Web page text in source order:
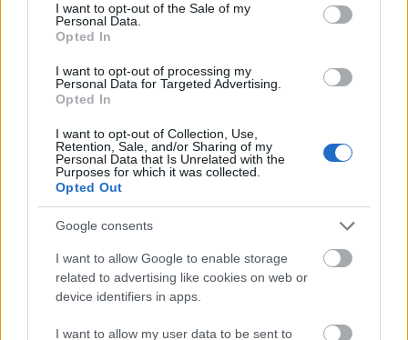
I want to opt-out of the Sale of my
Personal Data.
Opted In
I want to opt-out of processing my
Personal Data for Targeted Advertising.
Opted In
I want to opt-out of Collection, Use,
Retention, Sale, and/or Sharing of my
Personal Data that Is Unrelated with the
Purposes for which it was collected.
Opted Out
Google consents
I want to allow Google to enable storage
related to advertising like cookies on web or
device identifiers in apps.
I want to allow my user data to be sent to
Na, ezt nem nagyon láttam az elmúlt négy évben. Lehetek
én is a hibás ebben, mert egyre kevesebb politikai hírt
olvasok.
Viktor Tusnádfüdőn bedobta a következő időszak hívószavát,
amit unásig fognak ismételgetni a fideszhitűek. Illiberális
államot épít mondta, amin ahogy kell elkezdett pörögni a
és munkaalapú lázálom matek…..